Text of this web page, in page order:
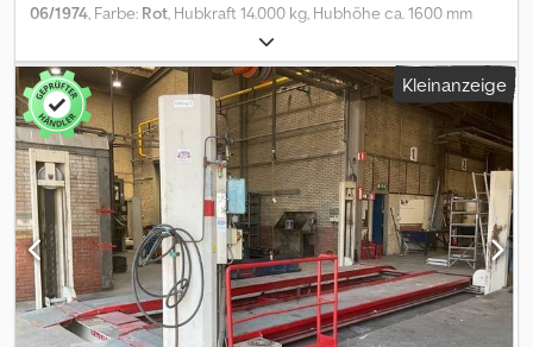
06/1974 , Farbe: Rot , Hubkraft 14.000 kg, Hubhöhe ca. 1600 mm
Bahnbreite: 650 mm, elektrisches Anschluss: 400 V., Leistung
2x3.0kW, 4-Säulen, Abmessungen zwischen den Säulen 3150 mm,
Spurweite einstellbar, Gesamtabmessung: (LxBxH)
7000x3800x2330 mm, Fahrzeug kann mit Werbung beklebt
und/oder beschriftet sein Dodpfx Ajqay R Ieifjkr PA1279
Kleinanzeige